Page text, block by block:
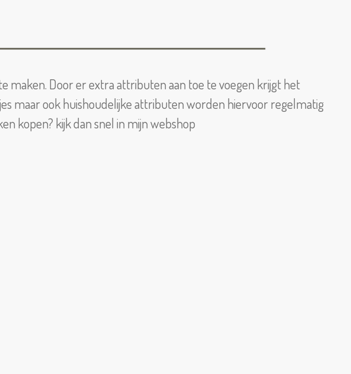
Door er extra attributen aan toe te voegen krijgt het
maar ook huishoudelijke attributen worden hiervoor regelmatig
kopen? kijk dan snel in mijn webshop